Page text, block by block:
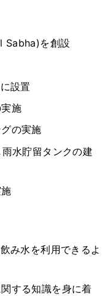
Sabha)を創設
設置
施
の実施
水貯留タンクの建
み水を利用できるよ
する知識を身に着